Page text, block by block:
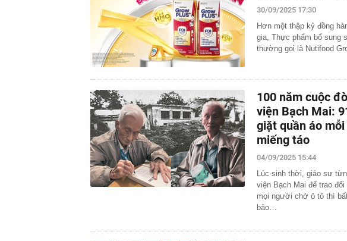
30/09/2025 17:30
Hơn một thập kỷ đồng
gia, Thực phẩm bổ sung
thường gọi là Nutifood
100 năm cuộc
viện Bạch Mai:
giặt quần áo
miếng táo
04/09/2025 15:44
Lúc sinh thời, giáo sư
viện Bạch Mai để trao
mọi người chở ô tô thì
bảo…